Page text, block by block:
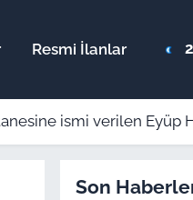
Resmi İlanlar
ismi verilen Eyüp Hacıoğlu
Son